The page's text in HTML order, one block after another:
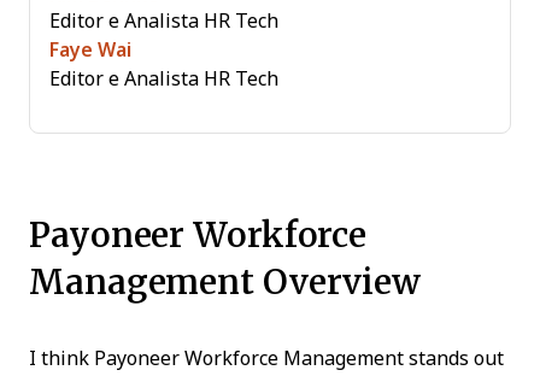
Editor e Analista HR Tech
Faye Wai
Editor e Analista HR Tech
Payoneer Workforce
Management Overview
I think Payoneer Workforce Management stands out